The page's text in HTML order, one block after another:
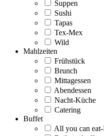
Suppen
Sushi
Tapas
Tex-Mex
Wild
Mahlzeiten
Frühstück
Brunch
Mittagessen
Abendessen
Nacht-Küche
Catering
Buffet
All you can